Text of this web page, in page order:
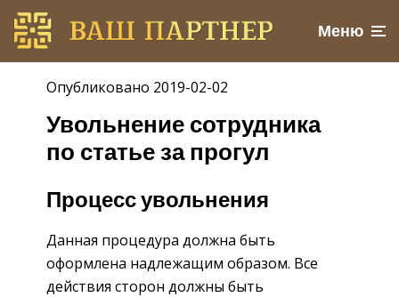
Меню
Опубликовано 2019-02-02
Увольнение сотрудника
по статье за прогул
Процесс увольнения
Данная процедура должна быть
оформлена надлежащим образом. Все
действия сторон должны быть